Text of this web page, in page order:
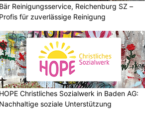
Bär Reinigungsservice, Reichenburg SZ –
Profis für zuverlässige Reinigung
HOPE Christliches Sozialwerk in Baden AG:
Nachhaltige soziale Unterstützung